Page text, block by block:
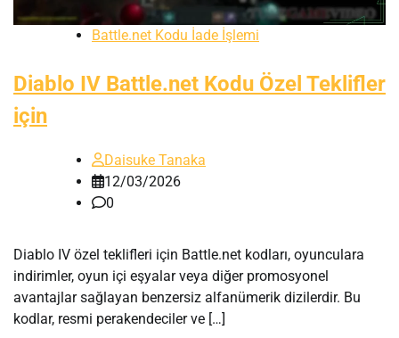
Battle.net Kodu İade İşlemi
Diablo IV Battle.net Kodu Özel Teklifler
için
Daisuke Tanaka
12/03/2026
0
Diablo IV özel teklifleri için Battle.net kodları, oyunculara
indirimler, oyun içi eşyalar veya diğer promosyonel
avantajlar sağlayan benzersiz alfanümerik dizilerdir. Bu
kodlar, resmi perakendeciler ve […]